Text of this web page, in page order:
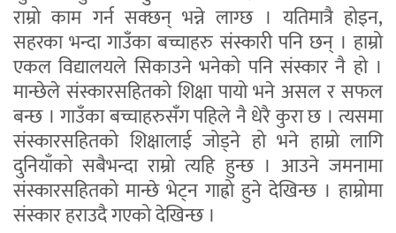
राम्रो काम गर्न सक्छन् भन्ने लाग्छ । यतिमात्रै होइन,
सहरका भन्दा गाउँका बच्चाहरु संस्कारी पनि छन् । हाम्रो
एकल विद्यालयले सिकाउने भनेको पनि संस्कार नै हो ।
मान्छेले संस्कारसहितको शिक्षा पायो भने असल र सफल
बन्छ । गाउँका बच्चाहरुसँग पहिले नै धेरै कुरा छ । त्यसमा
संस्कारसहितको शिक्षालाई जोड्ने हो भने हाम्रो लागि
दुनियाँको सबैभन्दा राम्रो त्यहि हुन्छ । आउने जमनामा
संस्कारसहितको मान्छे भेट्न गाह्रो हुने देखिन्छ । हाम्रोमा
संस्कार हराउदै गएको देखिन्छ ।